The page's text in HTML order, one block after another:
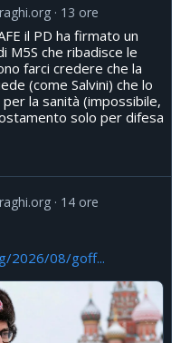
13 ore
il PD ha firmato un
M5S che ribadisce le
farci credere che la
(come Salvini) che lo
la sanità (impossibile,
solo per difesa
14 ore
2026/08/goff...